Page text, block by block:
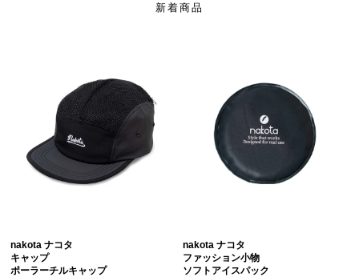
新着商品
nakota ナコタ
キャップ
ポーラーチルキャップ
nakota ナコタ
ファッション小物
ソフトアイスパック